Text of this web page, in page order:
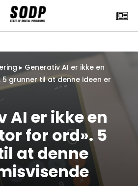
▸ Generativ AI er ikke en
grunner til at denne ideen er
AI er ikke en
for ord». 5
at denne